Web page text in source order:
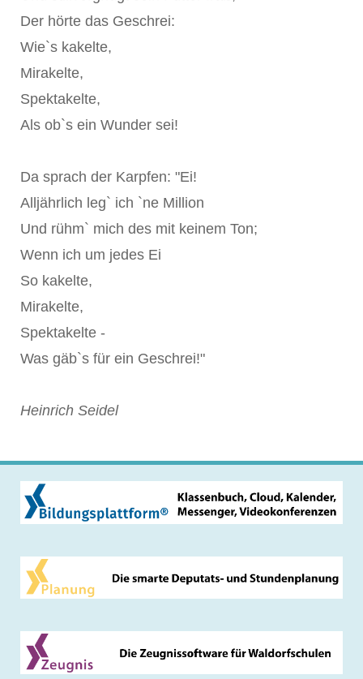
Der hörte das Geschrei:
Wie`s kakelte,
Mirakelte,
Spektakelte,
Als ob`s ein Wunder sei!
Da sprach der Karpfen: "Ei!
Alljährlich leg` ich `ne Million
Und rühm` mich des mit keinem Ton;
Wenn ich um jedes Ei
So kakelte,
Mirakelte,
Spektakelte -
Was gäb`s für ein Geschrei!"
Heinrich Seidel